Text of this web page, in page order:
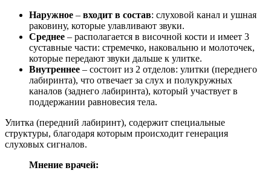
Наружное – входит в состав: слуховой канал и ушная
раковину, которые улавливают звуки.
Среднее – располагается в височной кости и имеет 3
суставные части: стремечко, наковальню и молоточек,
которые передают звуки дальше к улитке.
Внутреннее – состоит из 2 отделов: улитки (переднего
лабиринта), что отвечает за слух и полукружных
каналов (заднего лабиринта), который участвует в
поддержании равновесия тела.
Улитка (передний лабиринт), содержит специальные
структуры, благодаря которым происходит генерация
слуховых сигналов.
Мнение врачей: